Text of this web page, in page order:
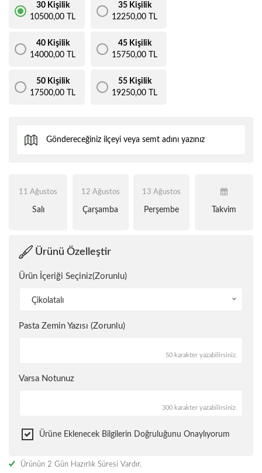
30 Kişilik
10500,00 TL
35 Kişilik
12250,00 TL
40 Kişilik
14000,00 TL
45 Kişilik
15750,00 TL
50 Kişilik
17500,00 TL
55 Kişilik
19250,00 TL
11 Ağustos
Salı
12 Ağustos
Çarşamba
13 Ağustos
Perşembe Takvim
Ürünü Özelleştir
Ürün İçeriği Seçiniz(Zorunlu)
Çikolatalı
Pasta Zemin Yazısı (Zorunlu)
50 karakter yazabilirsiniz.
Varsa Notunuz
300 karakter yazabilirsiniz.
Ürüne Eklenecek Bilgilerin Doğruluğunu Onaylıyorum
Ürünün 2 Gün Hazırlık Süresi Vardır.